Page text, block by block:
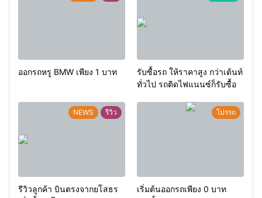
ออกรถหรู BMW เพียง 1 บาท
รับซื้อรถ ให้ราคาสูง กว่าเต้นท์
ทั่วไป รถติดไฟแนนซ์ก็รับซื้อ
NEWS รีวิว
รีวิวลูกค้า บินตรงจากยโสธร
โปรรถ
เริ่มต้นออกรถเพียง 0 บาท